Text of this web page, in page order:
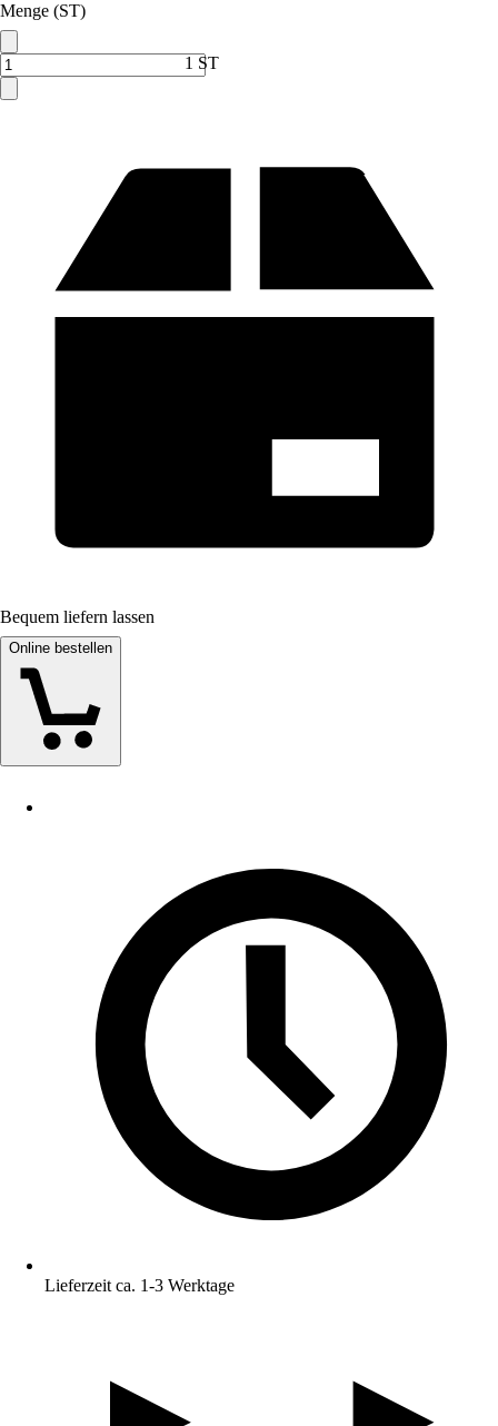
Menge (ST)
1 ST
Bequem liefern lassen
Online bestellen
Lieferzeit ca. 1-3 Werktage